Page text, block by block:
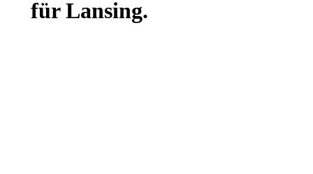
für Lansing.